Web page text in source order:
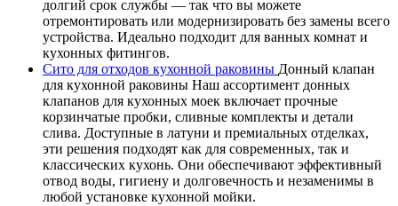
долгий срок службы — так что вы можете
отремонтировать или модернизировать без замены всего
устройства. Идеально подходит для ванных комнат и
кухонных фитингов.
Сито для отходов кухонной раковины Донный клапан
для кухонной раковины Наш ассортимент донных
клапанов для кухонных моек включает прочные
корзинчатые пробки, сливные комплекты и детали
слива. Доступные в латуни и премиальных отделках,
эти решения подходят как для современных, так и
классических кухонь. Они обеспечивают эффективный
отвод воды, гигиену и долговечность и незаменимы в
любой установке кухонной мойки.